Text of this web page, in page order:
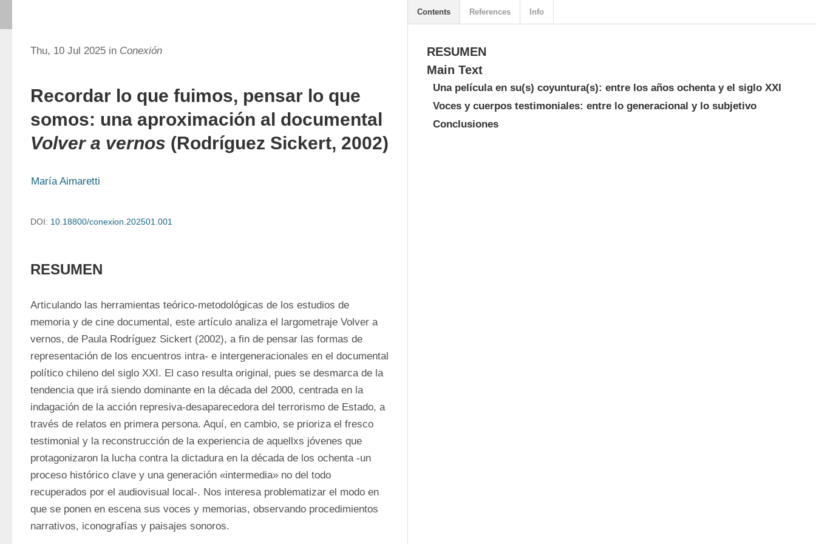
Thu, 10 Jul 2025 in Conexión
Recordar lo que fuimos, pensar lo que
somos: una aproximación al documental
Volver a vernos (Rodríguez Sickert, 2002)
María Aimaretti
DOI: 10.18800/conexion.202501.001
RESUMEN
Articulando las herramientas teórico-metodológicas de los estudios de
memoria y de cine documental, este artículo analiza el largometraje Volver a
vernos, de Paula Rodríguez Sickert (2002), a fin de pensar las formas de
representación de los encuentros intra- e intergeneracionales en el documental
político chileno del siglo XXI. El caso resulta original, pues se desmarca de la
tendencia que irá siendo dominante en la década del 2000, centrada en la
indagación de la acción represiva-desaparecedora del terrorismo de Estado, a
través de relatos en primera persona. Aquí, en cambio, se prioriza el fresco
testimonial y la reconstrucción de la experiencia de aquellxs jóvenes que
protagonizaron la lucha contra la dictadura en la década de los ochenta -un
proceso histórico clave y una generación «intermedia» no del todo
recuperados por el audiovisual local-. Nos interesa problematizar el modo en
que se ponen en escena sus voces y memorias, observando procedimientos
narrativos, iconografías y paisajes sonoros.
RESUMEN
Main Text
Una película en su(s) coyuntura(s): entre los años ochenta y el siglo XXI
Voces y cuerpos testimoniales: entre lo generacional y lo subjetivo
Conclusiones
Contents References Info